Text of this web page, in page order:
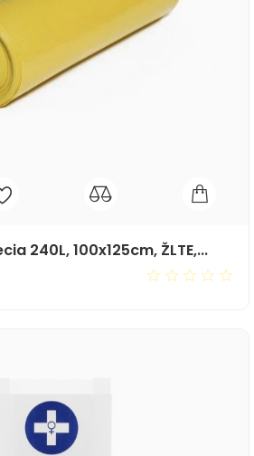
240L, 100x125cm, ŽLTE,...